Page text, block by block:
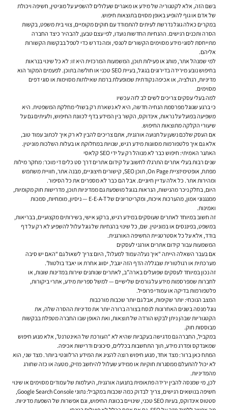
בשם הזה, אלא לקטגוריה של מידע או מאגרים שעלולים להשפיע על מוניטין, חשיפה ויכולת
של אדם או גוף להופיע באופן מסוים בתוצאות חיפוש.
במקרים כאלה גוגל נדרשת לעיתים להתמודד עם חוקים מקומיים, צווי בית משפט, בקשות
הסרה ותכנים רגישים. ההנחיות החדשות נועדו, לפי עצם טבען, להבהיר כיצד החברה
מתייחסת לסוגי מידע מסוימים הקשורים לטנסי, ומה נדרש כדי לטפל בבקשות הקשורות
אליהם.
למי שמנהל אתר, מותג או פעילות תוכן, המשמעות המרכזית היא זו: לא כל שינוי בנראות
בחיפוש נובע מירידה בדירוגים בגוגל, בעיית SEO טכני או חולשה בתוכן. לפעמים המקור הוא
מדיניות, רגולציה, או אכיפה נקודתית שמופעלת ברמת שאילתות מסוימות או סוגי דפים
מסוימים.
למה בעלי עסקים צריכים לשים לב לזה עכשיו
כי ברגע שגוגל מפרסמת הנחיה חדשה, היא לא נשארת רק בשולי מחלקת המשפטית. היא
משפיעה בפועל על נראות, אינדוקס, הקשר בין המידע בדף לכוונת החיפוש, ולעיתים גם על
שיעורי הקלקה מתוצאות החיפוש.
אם העסק שלכם נשען על תנועה אורגנית, אתם צריכים להבין לא רק איך לכתוב עמוד טוב,
אלא גם איך פלטפורמות מסווגות מידע רגיש, שנויות במחלוקת או בעלות השלכות מוניטין.
האתגר האמיתי: חיפוש כבר לא מנוהל רק על ידי SEO קלאסי
שנים רבות בעלי אתרים התרגלו לחשוב על קידום אתרים דרך סט כלים די מוכר: מחקר מילות
מפתח, אופטימיזציית On Page, תוכן SEO, קישורים חיצוניים, מבנה אתר, חוויית משתמש
ומהירות אתר. כל אלה עדיין חיוניים. אבל הם כבר לא מספרים את כל הסיפור.
היום, בחלק ניכר מהנישות, הנראות בגוגל מושפעת גם ממדיניות תוכן, מדרישות חוק מקומיות,
ממנגנוני אמון, מהערכות איכות, ומקריטריונים של E-E-A-T — ניסיון, מומחיות, סמכות
ואמינות.
זה חשוב במיוחד לאתרים שעוסקים במידע רגיש, ברקע אישי, בשירותים מקצועיים, בבריאות,
במשפט, בפיננסים או במוניטין. שם, כל שינוי בהנחיות של גוגל עלול להשפיע לא רק על דף
בודד, אלא על כל אסטרטגיית החשיפה האורגנית.
המשמעות עבור קידום אתרים אורגני לעסקים
אם בעבר השאלה הייתה “איך נעלה עמוד למעלה”, היום צריך לשאול גם “האם יש סיבה
מערכתית או רגולטורית שבגללה הדף הזה יוגבל, יסווג אחרת או יאבד בולטות”.
זה נכון במיוחד לעסקים שפועלים בארה”ב, לאתרים שנותנים שירות במדינות שונות, או
לחברות שמפרסמות מידע על גורמים שלישיים — למשל ספריות מידע, אתרי ביקורות,
פלטפורמות בדיקה או עמודי פרופיל.
המצב הנוכחי: יותר שקיפות, אבל גם יותר שכבות מורכבות
גוגל מנסה בשנים האחרונות לנסח בצורה ברורה יותר את מדיניות ההסרה שלה, את
הקטגוריות שבהן ניתן לבקש הורדה של תוצאות, ואת האופן שבו החברה מטפלת בבקשות
מבוססות חוק.
במקביל, החברה גם מדגישה בעקביות שהיא לא “העורכת של האינטרנט”, אלא מנוע חיפוש
שמאנדקס ומדרג מידע, תוך התחשבות בכללים, סיכונים ודרישות אכיפה.
המתח כאן ברור: מצד אחד, מנוע חיפוש רוצה להציג את המידע הרלוונטי ביותר. מצד שני, הוא
לא יכול להתעלם ממסגרות חוקיות או ממידע שעלול להיחשב מזיק, מטעה או כזה שחורג
מהמדיניות.
לכן, מי שמנסה להבין ירידה פתאומית בתנועה אורגנית, היעלמות של עמודים מסוימים או שינוי
חשיפה בנושאים רגישים, צריך לבדוק כמה שכבות במקביל: נתוני Google Search Console,
סטטוס אינדוקס, בעיות SEO טכני, שינויים בכוונת החיפוש, וגם אפשרות של השפעת מדיניות.